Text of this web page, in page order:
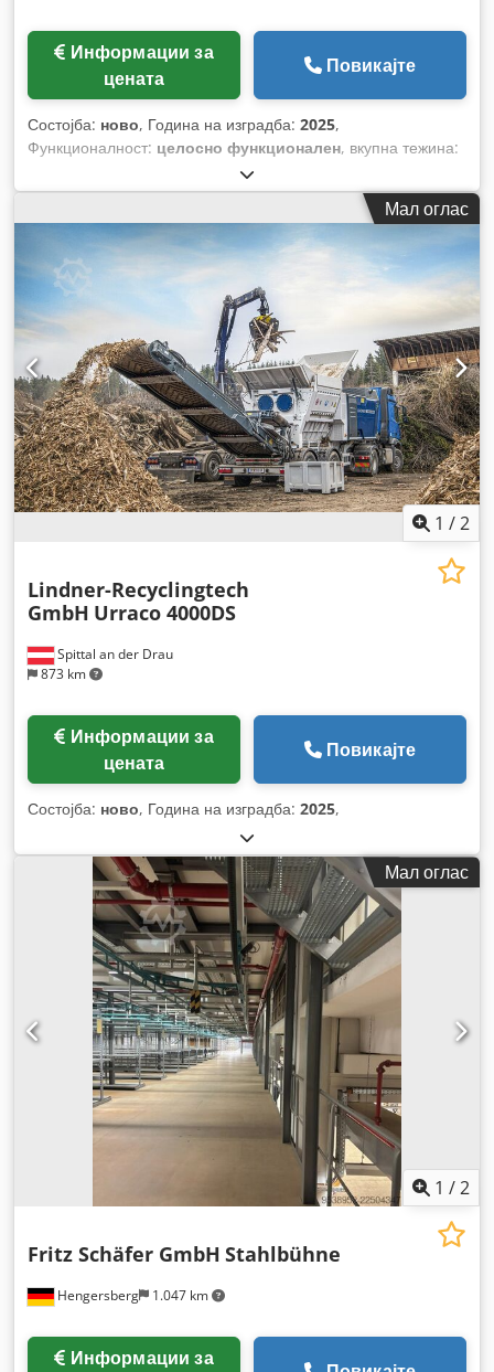
цената
Повикајте
Состојба: ново, Година на изградба: 2025,
Функционалност: целосно функционален, вкупна тежина:
, должина на роторот:
(428,28 коњски сили), максимална брзина на вртење:87
Мал оглас
1 /2
Spittal an der Drau
873 km
Lindner-Recyclingtech
GmbH Urraco 4000DS
цената
Повикајте
Состојба: ново, Година на изградба: 2025,
Мал оглас
1 /2
Hengersberg 1.047 km
Fritz Schäfer GmbH Stahlbühne